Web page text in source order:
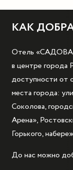
КАК
Отель
в центре города
доступности от
места города:
Соколова,
Арена»,
Горького,
До нас можно